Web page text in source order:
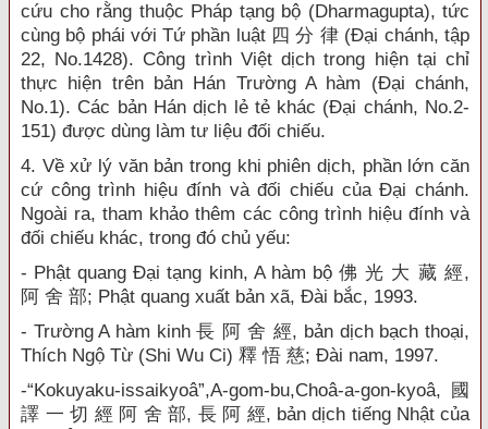
cứu cho rằng thuộc Pháp tạng bộ (Dharmagupta), tức
cùng bộ phái với Tứ phần luật 四 分 律 (Đại chánh, tập
22, No.1428). Công trình Việt dịch trong hiện tại chỉ
thực hiện trên bản Hán Trường A hàm (Đại chánh,
No.1). Các bản Hán dịch lẻ tẻ khác (Đại chánh, No.2-
151) được dùng làm tư liệu đối chiếu.
4. Về xử lý văn bản trong khi phiên dịch, phần lớn căn
cứ công trình hiệu đính và đối chiếu của Đại chánh.
Ngoài ra, tham khảo thêm các công trình hiệu đính và
đối chiếu khác, trong đó chủ yếu:
- Phật quang Đại tạng kinh, A hàm bộ 佛 光 大 藏 經,
阿 舍 部; Phật quang xuất bản xã, Đài bắc, 1993.
- Trường A hàm kinh 長 阿 舍 經, bản dịch bạch thoại,
Thích Ngộ Từ (Shi Wu Ci) 釋 悟 慈; Đài nam, 1997.
-“Kokuyaku-issaikyoâ”,A-gom-bu,Choâ-a-gon-kyoâ, 國
譯 一 切 經 阿 舍 部, 長 阿 經, bản dịch tiếng Nhật của